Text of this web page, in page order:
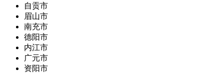
自贡市
眉山市
南充市
德阳市
内江市
广元市
资阳市